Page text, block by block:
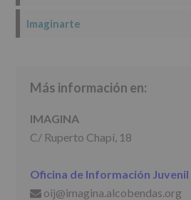
jóvenes.
para
fin
Destinatarios :
cederán
datos
Imaginarte
Más información en:
IMAGINA
C/ Ruperto Chapí, 18
Oficina de Información Juvenil
📩
oij@imagina.alcobendas.org